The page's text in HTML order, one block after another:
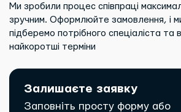
Ми зробили процес співпраці
зручним. Оформлюйте замовлення, і
підберемо потрібного спеціаліста та
найкоротші терміни
Залишаєте заявку
Заповніть просту форму або